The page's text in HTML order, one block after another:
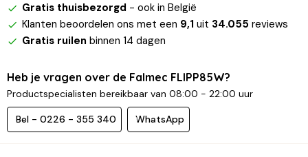
Gratis thuisbezorgd - ook in België
Klanten beoordelen ons met een 9,1 uit 34.055 reviews
Gratis ruilen binnen 14 dagen
Heb je vragen over de Falmec FLIPP85W?
Productspecialisten bereikbaar van 08:00 - 22:00 uur
Bel - 0226 - 355 340 WhatsApp